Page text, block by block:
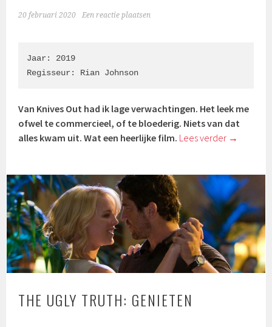
20 februari 2020 Een reactie plaatsen
Jaar: 2019
Regisseur: Rian Johnson
Van Knives Out had ik lage verwachtingen. Het leek me
ofwel te commercieel, of te bloederig. Niets van dat
alles kwam uit. Wat een heerlijke film. Lees verder →
THE UGLY TRUTH: GENIETEN